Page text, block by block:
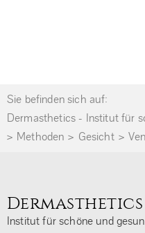
Sie befinden sich auf:
Dermasthetics - Institut für
Methoden
Gesicht
Dermasthetics
Institut für schöne und